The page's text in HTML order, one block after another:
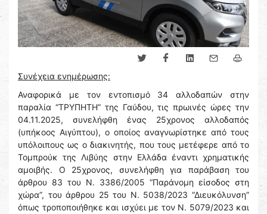
Συνέχεια ενημέρωσης:
Αναφορικά με τον εντοπισμό 34 αλλοδαπών στην
παραλία “ΤΡΥΠΗΤΗ” της Γαύδου, τις πρωινές ώρες την
04.11.2025, συνελήφθη ένας 25χρονος αλλοδαπός
(υπήκοος Αιγύπτου), ο οποίος αναγνωρίστηκε από τους
υπόλοιπους ως ο διακινητής, που τους μετέφερε από το
Τομπρούκ της Λιβύης στην Ελλάδα έναντι χρηματικής
αμοιβής. Ο 25χρονος, συνελήφθη για παράβαση του
άρθρου 83 του Ν. 3386/2005 “Παράνομη είσοδος στη
χώρα”, του άρθρου 25 του Ν. 5038/2023 “Διευκόλυνση”
όπως τροποποιήθηκε και ισχύει με τον Ν. 5079/2023 και